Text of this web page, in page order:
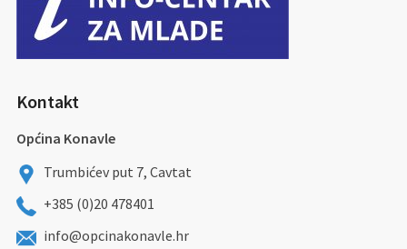
Kontakt
Općina Konavle
Trumbićev put 7, Cavtat
+385 (0)20 478401
info@opcinakonavle.hr